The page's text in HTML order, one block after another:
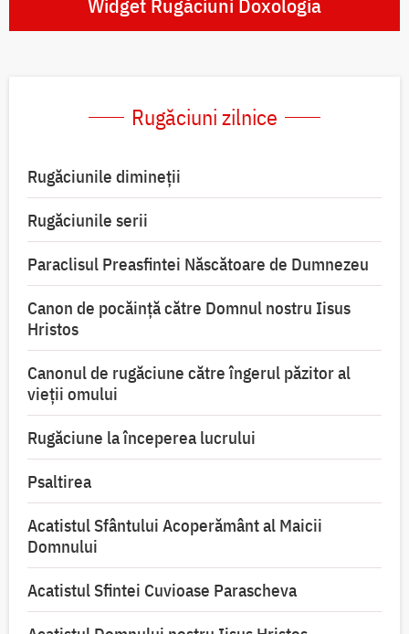
Widget Rugăciuni Doxologia
Rugăciuni zilnice
Rugăciunile dimineții
Rugăciunile serii
Paraclisul Preasfintei Născătoare de Dumnezeu
Canon de pocăință către Domnul nostru Iisus
Hristos
Canonul de rugăciune către îngerul păzitor al
vieții omului
Rugăciune la începerea lucrului
Psaltirea
Acatistul Sfântului Acoperământ al Maicii
Domnului
Acatistul Sfintei Cuvioase Parascheva